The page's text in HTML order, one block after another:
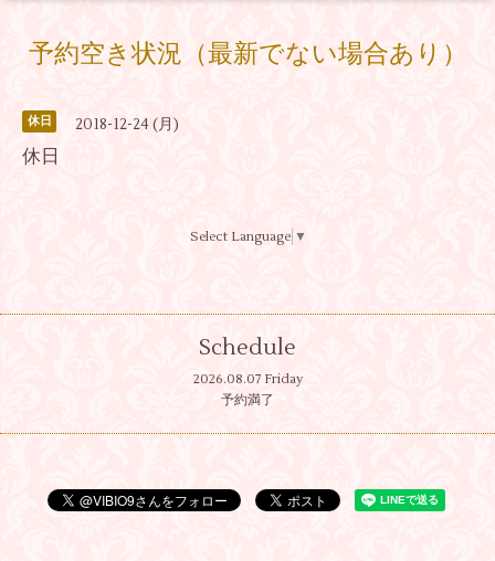
予約空き状況（最新でない場合あり）
休日 2018-12-24 (月)
休日
Select Language ▼
Schedule
2026.08.07 Friday
予約満了